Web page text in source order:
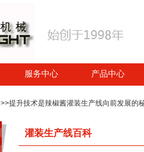
服务中心 产品中心
>>提升技术是辣椒酱灌装生产线向前发展的
灌装生产线百科